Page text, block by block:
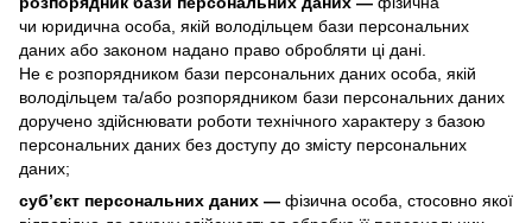
чи юридична особа, якій володільцем бази персональних
даних або законом надано право обробляти ці дані.
Не є розпорядником бази персональних даних особа, якій
володільцем та/або розпорядником бази персональних даних
доручено здійснювати роботи технічного характеру з базою
персональних даних без доступу до змісту персональних
даних;
суб’єкт персональних даних — фізична особа, стосовно якої